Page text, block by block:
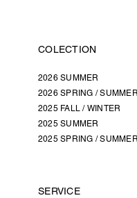
COLECTION
2026 SUMMER
2026 SPRING / SUMMER
2025 FALL / WINTER
2025 SUMMER
2025 SPRING / SUMMER
SERVICE